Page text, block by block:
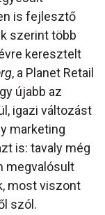
is fejlesztő
szerint több
keresztelt
, a Planet Retail
újabb az
igazi változást
marketing
is: tavaly még
megvalósult
most viszont
szól.